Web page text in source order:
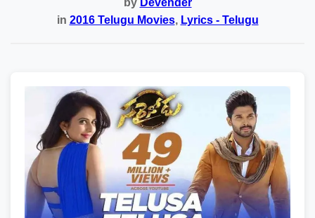
by Devender
in 2016 Telugu Movies, Lyrics - Telugu